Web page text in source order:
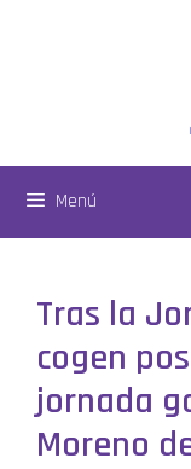
Menú
Tras la
cogen
jornada
Moreno